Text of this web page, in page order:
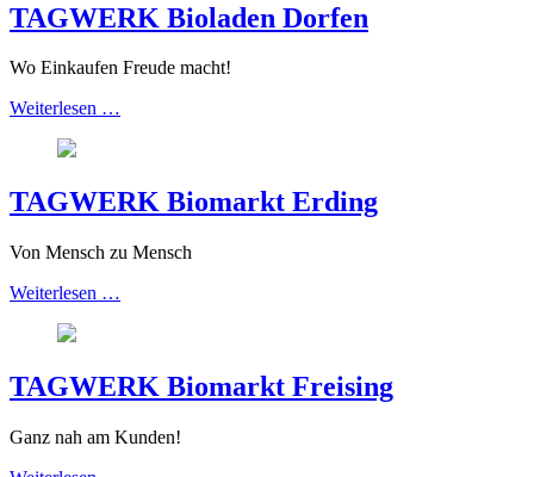
TAGWERK Bioladen Dorfen
Wo Einkaufen Freude macht!
Weiterlesen …
TAGWERK Biomarkt Erding
Von Mensch zu Mensch
Weiterlesen …
TAGWERK Biomarkt Freising
Ganz nah am Kunden!